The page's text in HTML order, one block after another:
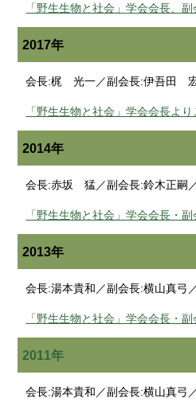
「野生生物と社会」学会会長、
2017年
会長:梶 光一／副会長:伊吾田
「野生生物と社会」学会会長よ
2014年
会長:赤坂 猛／副会長:鈴木正嗣
「野生生物と社会」学会会長・
2013年
会長:湯本貴和／副会長:横山真弓
「野生生物と社会」学会会長・
2011年
会長:湯本貴和／副会長:横山真弓